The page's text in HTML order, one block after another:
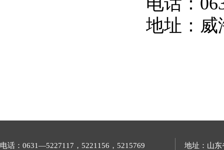
地址：威
电话：0631—5227117，5221156，5215769
地址：山